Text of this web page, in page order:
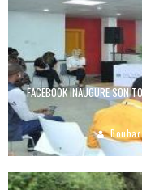
FACEBOOK INAUGURE SON